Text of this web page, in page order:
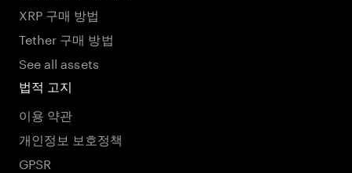
XRP 구매 방법
Tether 구매 방법
See all assets
법적 고지
이용 약관
개인정보 보호정책
GPSR